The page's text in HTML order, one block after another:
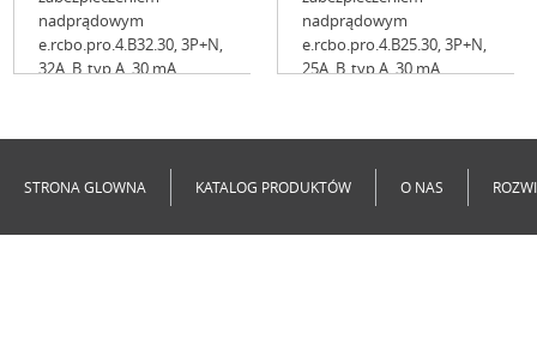
nadprądowym
e.rcbo.pro.4.B32.30, 3P+N,
32А, B, typ A, 30 mA
nadprądowym
e.rcbo.pro.4.B25.30, 3P+N,
25А, B, typ A, 30 mA
STRONA GLOWNA KATALOG PRODUKTÓW O NAS